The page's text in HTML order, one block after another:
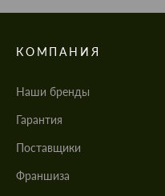
КОМПАНИЯ
Наши бренды
Гарантия
Поставщики
Франшиза